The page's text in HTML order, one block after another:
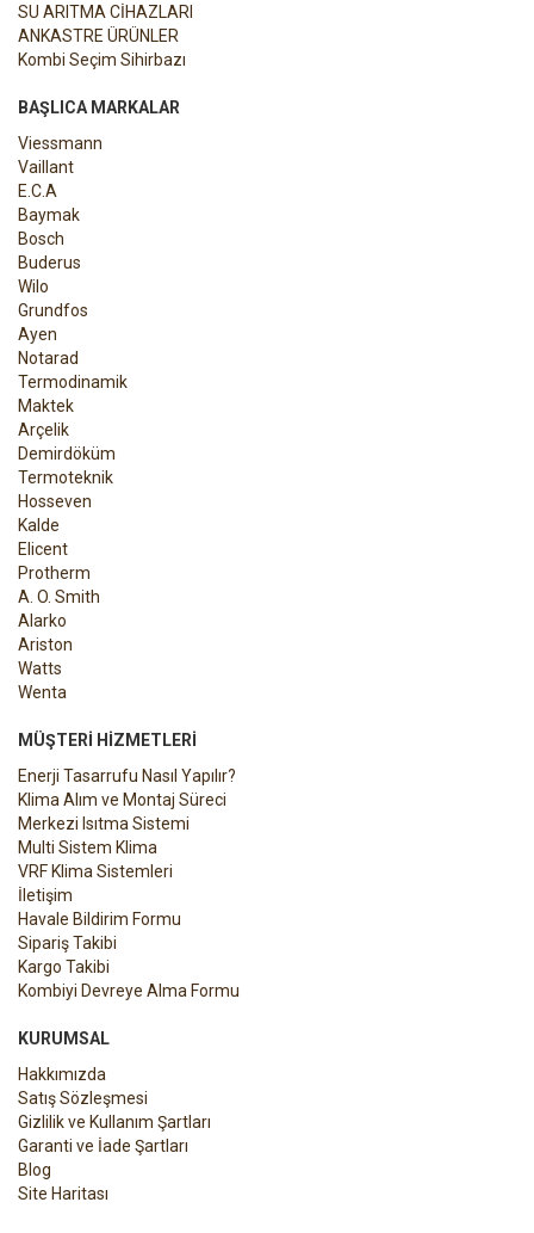
SU ARITMA CİHAZLARI
ANKASTRE ÜRÜNLER
Kombi Seçim Sihirbazı
BAŞLICA MARKALAR
Viessmann
Vaillant
E.C.A
Baymak
Bosch
Buderus
Wilo
Grundfos
Ayen
Notarad
Termodinamik
Maktek
Arçelik
Demirdöküm
Termoteknik
Hosseven
Kalde
Elicent
Protherm
A. O. Smith
Alarko
Ariston
Watts
Wenta
MÜŞTERI HIZMETLERI
Enerji Tasarrufu Nasıl Yapılır?
Klima Alım ve Montaj Süreci
Merkezi Isıtma Sistemi
Multi Sistem Klima
VRF Klima Sistemleri
İletişim
Havale Bildirim Formu
Sipariş Takibi
Kargo Takibi
Kombiyi Devreye Alma Formu
KURUMSAL
Hakkımızda
Satış Sözleşmesi
Gizlilik ve Kullanım Şartları
Garanti ve İade Şartları
Blog
Site Haritası